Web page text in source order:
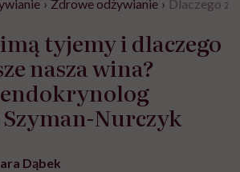
› Zdrowe odżywianie › Dlaczego
tyjemy i dlaczego
nasza wina?
Nurczyk
Dąbek